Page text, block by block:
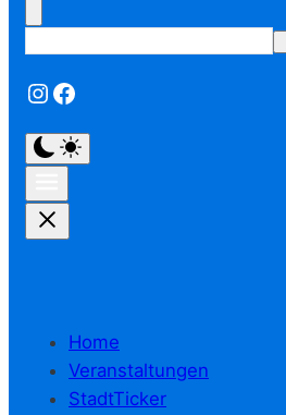
Instagram
Facebook
Home
Veranstaltungen
StadtTicker